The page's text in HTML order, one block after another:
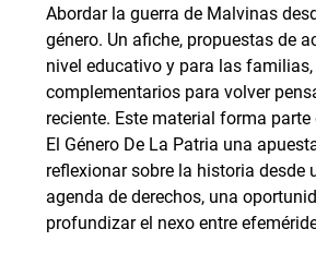
Abordar la guerra de Malvinas
género. Un afiche, propuestas de
nivel educativo y para las
complementarios para volver
reciente. Este material forma
El Género De La Patria una
reflexionar sobre la historia desde
agenda de derechos, una
profundizar el nexo entre